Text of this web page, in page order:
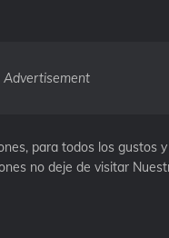
Advertisement
para todos los gustos
no deje de visitar